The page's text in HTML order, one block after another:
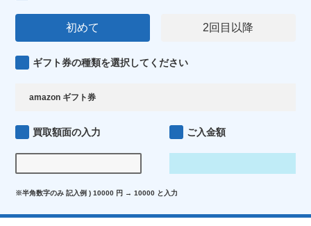
初めて 2回目以降
ギフト券の種類を選択してください
買取額面の入力 ご入金額
※半角数字のみ 記入例 ) 10000 円 → 10000 と入力